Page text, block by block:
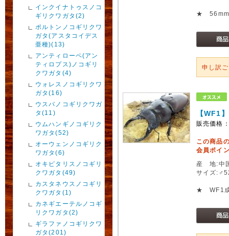
インクイナトゥスノコ
ギリクワガタ(2)
ポルトンノコギリクワ
ガタ(アスタコイデス
亜種)(13)
アンティローペ(アン
ティロプス)ノコギリ
クワガタ(4)
ウォレスノコギリクワ
ガタ(16)
ウスバノコギリクワガ
タ(11)
ウムハンギノコギリク
ワガタ(52)
オーウェンノコギリク
ワガタ(6)
オキピタリスノコギリ
クワガタ(49)
カスタネウスノコギリ
クワガタ(1)
カネギエーテルノコギ
リクワガタ(2)
ギラファノコギリクワ
ガタ(201)
★ 56mm
申し訳
【WF1
販売価格
この商品
会員ポイ
産 地:中
サイズ
★ WF1